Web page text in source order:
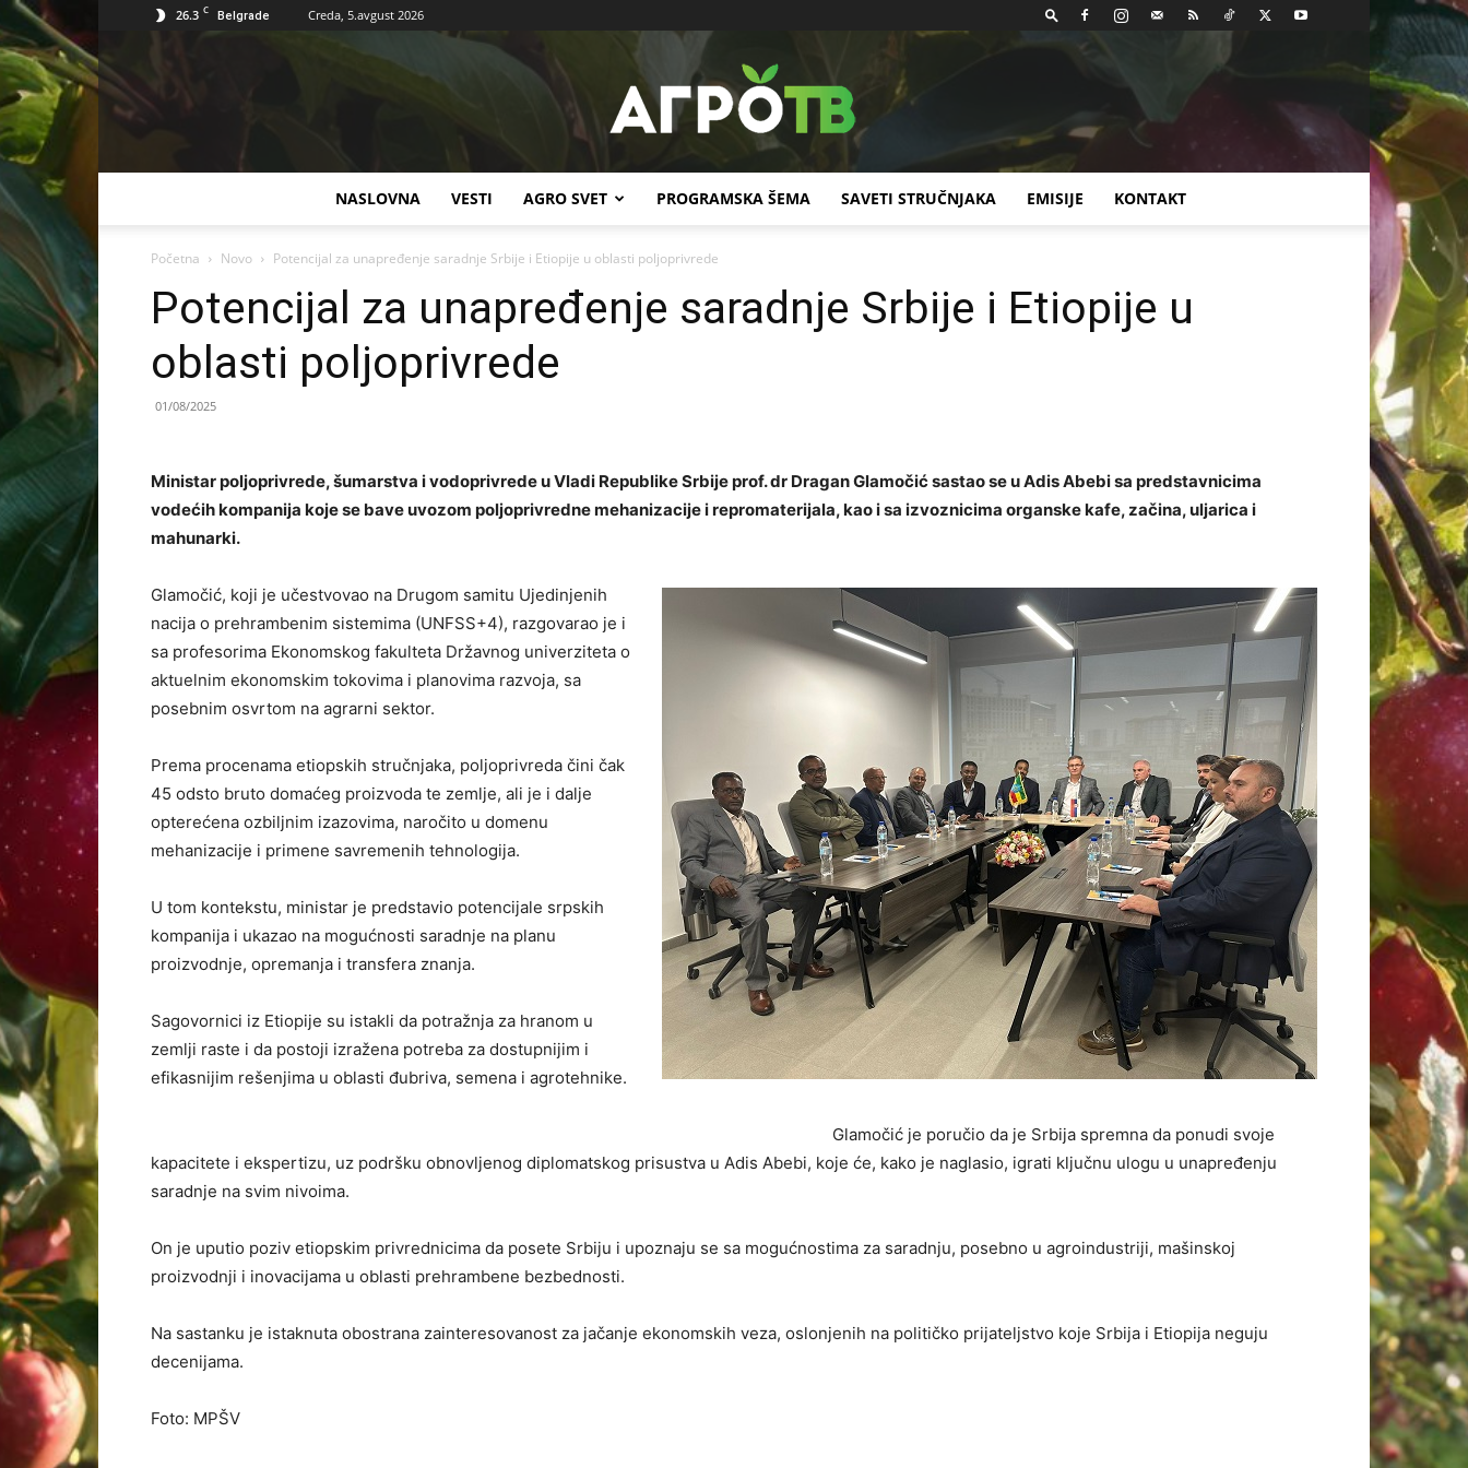
26.3 C Belgrade Creda, 5.avgust 2026
NASLOVNA VESTI AGRO SVET PROGRAMSKA ŠEMA SAVETI STRUČNJAKA EMISIJE KONTAKT
Početna Novo Potencijal za unapređenje saradnje Srbije i Etiopije u oblasti poljoprivrede
Potencijal za unapređenje saradnje Srbije i Etiopije u
oblasti poljoprivrede
01/08/2025
Ministar poljoprivrede, šumarstva i vodoprivrede u Vladi Republike Srbije prof. dr Dragan Glamočić sastao se u Adis Abebi sa predstavnicima
vodećih kompanija koje se bave uvozom poljoprivredne mehanizacije i repromaterijala, kao i sa izvoznicima organske kafe, začina, uljarica i
mahunarki.
Glamočić, koji je učestvovao na Drugom samitu Ujedinjenih
nacija o prehrambenim sistemima (UNFSS+4), razgovarao je i
sa profesorima Ekonomskog fakulteta Državnog univerziteta o
aktuelnim ekonomskim tokovima i planovima razvoja, sa
posebnim osvrtom na agrarni sektor.
Prema procenama etiopskih stručnjaka, poljoprivreda čini čak
45 odsto bruto domaćeg proizvoda te zemlje, ali je i dalje
opterećena ozbiljnim izazovima, naročito u domenu
mehanizacije i primene savremenih tehnologija.
U tom kontekstu, ministar je predstavio potencijale srpskih
kompanija i ukazao na mogućnosti saradnje na planu
proizvodnje, opremanja i transfera znanja.
Sagovornici iz Etiopije su istakli da potražnja za hranom u
zemlji raste i da postoji izražena potreba za dostupnijim i
efikasnijim rešenjima u oblasti đubriva, semena i agrotehnike.
Glamočić je poručio da je Srbija spremna da ponudi svoje
kapacitete i ekspertizu, uz podršku obnovljenog diplomatskog prisustva u Adis Abebi, koje će, kako je naglasio, igrati ključnu ulogu u unapređenju
saradnje na svim nivoima.
On je uputio poziv etiopskim privrednicima da posete Srbiju i upoznaju se sa mogućnostima za saradnju, posebno u agroindustriji, mašinskoj
proizvodnji i inovacijama u oblasti prehrambene bezbednosti.
Na sastanku je istaknuta obostrana zainteresovanost za jačanje ekonomskih veza, oslonjenih na političko prijateljstvo koje Srbija i Etiopija neguju
decenijama.
Foto: MPŠV